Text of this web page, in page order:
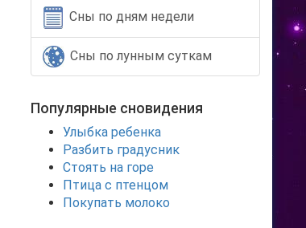
Сны по дням недели
Сны по лунным суткам
Популярные сновидения
Улыбка ребенка
Разбить градусник
Стоять на горе
Птица с птенцом
Покупать молоко